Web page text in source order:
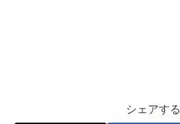
シェアする